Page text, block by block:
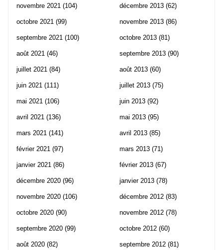
novembre 2021 (104)
octobre 2021 (99)
septembre 2021 (100)
août 2021 (46)
juillet 2021 (84)
juin 2021 (111)
mai 2021 (106)
avril 2021 (136)
mars 2021 (141)
février 2021 (97)
janvier 2021 (86)
décembre 2020 (96)
novembre 2020 (106)
octobre 2020 (90)
septembre 2020 (99)
août 2020 (82)
décembre 2013 (62)
novembre 2013 (86)
octobre 2013 (81)
septembre 2013 (90)
août 2013 (60)
juillet 2013 (75)
juin 2013 (92)
mai 2013 (95)
avril 2013 (85)
mars 2013 (71)
février 2013 (67)
janvier 2013 (78)
décembre 2012 (83)
novembre 2012 (78)
octobre 2012 (60)
septembre 2012 (81)